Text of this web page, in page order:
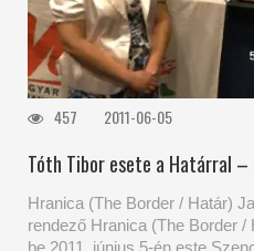
457 2011-06-05
Tóth Tibor esete a Határral
Hranica (The Border / Határ)
rendező Hranica (The Border